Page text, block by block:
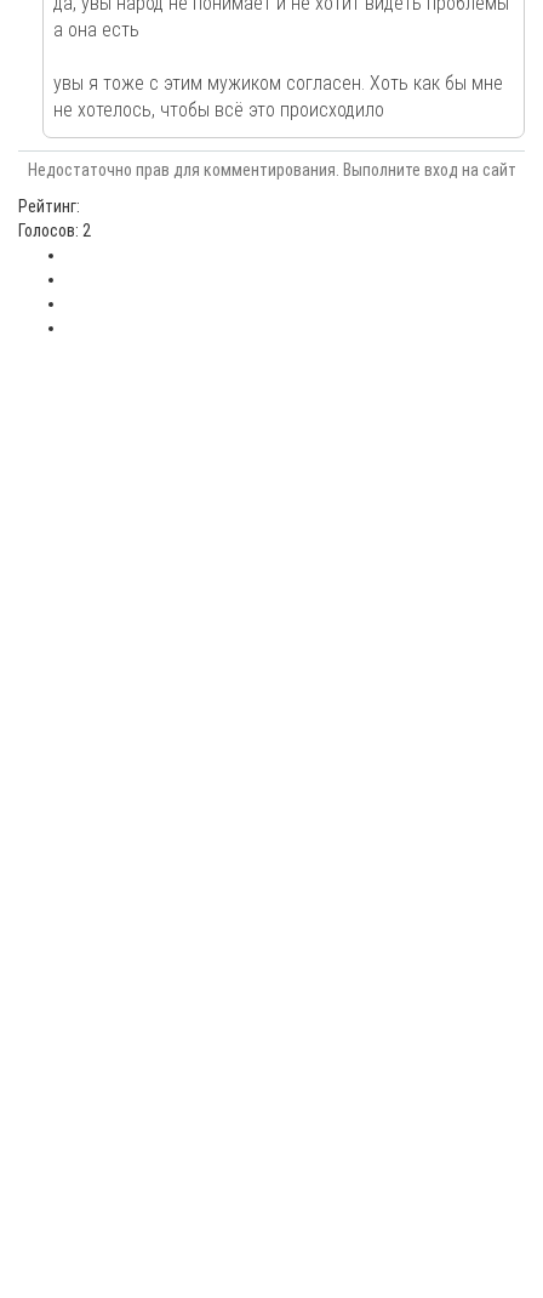
а она есть
увы я тоже с этим мужиком согласен. Хоть как бы мне
не хотелось, чтобы всё это происходило
Недостаточно прав для комментирования. Выполните вход на сайт
Рейтинг:
Голосов: 2